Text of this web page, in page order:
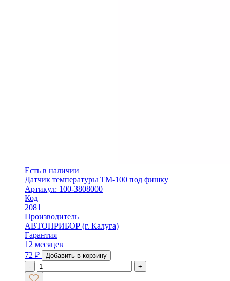
Есть в наличии
Датчик температуры ТМ-100 под фишку
Артикул: 100-3808000
Код
2081
Производитель
АВТОПРИБОР (г. Калуга)
Гарантия
12 месяцев
72 ₽
Добавить в корзину
-
+